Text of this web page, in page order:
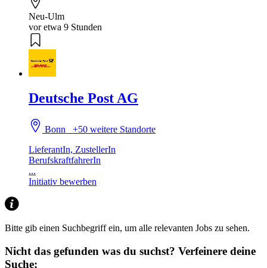
Neu-Ulm
vor etwa 9 Stunden
Deutsche Post AG
Bonn+50 weitere Standorte
LieferantIn, ZustellerIn
BerufskraftfahrerIn
...
Initiativ bewerben
Bitte gib einen Suchbegriff ein, um alle relevanten Jobs zu sehen.
Nicht das gefunden was du suchst? Verfeinere deine
Suche: